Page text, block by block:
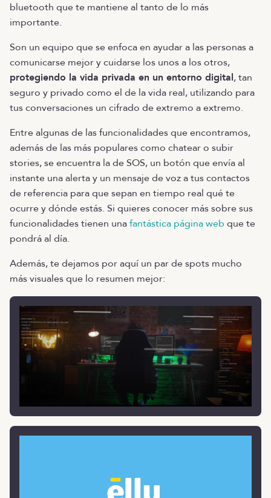
bluetooth que te mantiene al tanto de lo más
importante.
Son un equipo que se enfoca en ayudar a las personas a
comunicarse mejor y cuidarse los unos a los otros,
protegiendo la vida privada en un entorno digital, tan
seguro y privado como el de la vida real, utilizando para
tus conversaciones un cifrado de extremo a extremo.
Entre algunas de las funcionalidades que encontramos,
además de las más populares como chatear o subir
stories, se encuentra la de SOS, un botón que envía al
instante una alerta y un mensaje de voz a tus contactos
de referencia para que sepan en tiempo real qué te
ocurre y dónde estás. Si quieres conocer más sobre sus
funcionalidades tienen unafantástica página web que te
pondrá al día.
Además, te dejamos por aquí un par de spots mucho
más visuales que lo resumen mejor: